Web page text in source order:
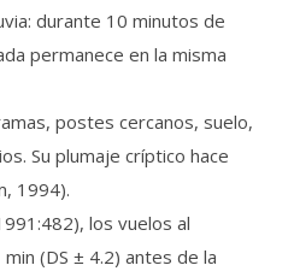
durante 10 minutos de
permanece en la misma
postes cercanos, suelo,
Su plumaje críptico hace
1994).
los vuelos al
(DS ± 4.2) antes de la